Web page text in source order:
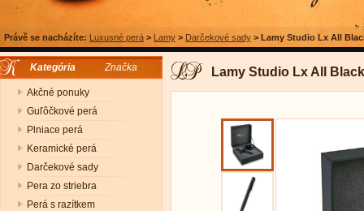
Právě se nacházíte: Luxusné perá > Lamy > Darčekové sady > Lamy Studio Lx All
Kategória Značka
Akčné ponuky
Guľôčkové perá
Plniace perá
Keramické perá
Darčekové sady
Pera zo striebra
Perá s razítkem
Lamy Studio Lx All